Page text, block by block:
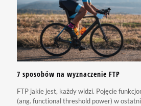
7 sposobów na wyznaczenie FTP
FTP jakie jest, każdy widzi. Pojęcie
(ang. functional threshold power) w